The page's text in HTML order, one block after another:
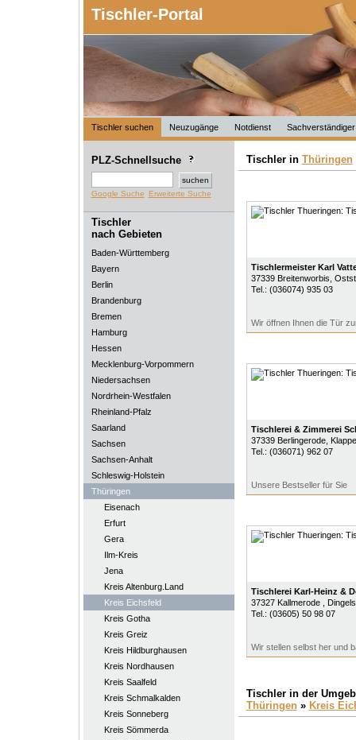
Tischler-Portal
Tischler suchen Neuzugänge Notdienst Sachverständiger
PLZ-Schnellsuche
Google Suche Erweiterte Suche
Tischler
nach Gebieten
Baden-Württemberg
Bayern
Berlin
Brandenburg
Bremen
Hamburg
Hessen
Mecklenburg-Vorpommern
Niedersachsen
Nordrhein-Westfalen
Rheinland-Pfalz
Saarland
Sachsen
Sachsen-Anhalt
Schleswig-Holstein
Thüringen
Eisenach
Erfurt
Gera
Ilm-Kreis
Jena
Kreis Altenburg.Land
Kreis Eichsfeld
Kreis Gotha
Kreis Greiz
Kreis Hildburghausen
Kreis Nordhausen
Kreis Saalfeld
Kreis Schmalkalden
Kreis Sonneberg
Kreis Sömmerda
Tischler in Thüringen
Tischlermeister Karl
37339 Breitenworbis ,
Tel.: (036074) 935 03
Wir öffnen Ihnen die Tür
Tischlerei & Zimmerei
37339 Berlingerode,
Tel.: (036071) 962 07
Unsere Bestseller für Sie
Tischlerei Karl-Heinz &
37327 Kallmerode
,
Tel.: (03605) 50 98 07
Wir stellen selbst her und
Tischler in der
Thüringen» Kreis